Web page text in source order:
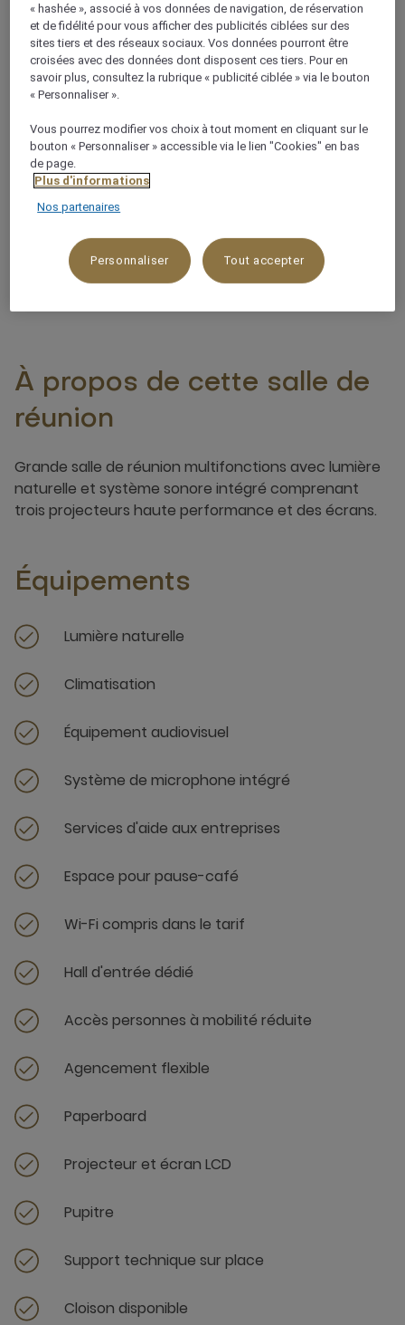
351 m²
Idéale pour les grands événements et
conférences
Lumière naturelle
Technologie ultramoderne
À propos de cette salle de
réunion
Grande salle de réunion multifonctions avec lumière
naturelle et système sonore intégré comprenant
trois projecteurs haute performance et des écrans.
Équipements
Lumière naturelle
Climatisation
Équipement audiovisuel
Système de microphone intégré
Services d'aide aux entreprises
Espace pour pause-café
Wi-Fi compris dans le tarif
Hall d'entrée dédié
Accès personnes à mobilité réduite
Agencement flexible
Paperboard
Projecteur et écran LCD
Pupitre
Support technique sur place
Cloison disponible
« hashée », associé à vos données de navigation, de réservation
et de fidélité pour vous afficher des publicités ciblées sur des
sites tiers et des réseaux sociaux. Vos données pourront être
croisées avec des données dont disposent ces tiers. Pour en
savoir plus, consultez la rubrique « publicité ciblée » via le bouton
« Personnaliser ».
Vous pourrez modifier vos choix à tout moment en cliquant sur le
bouton « Personnaliser » accessible via le lien "Cookies" en bas
de page.
Plus d'informations
Nos partenaires
Personnaliser Tout accepter